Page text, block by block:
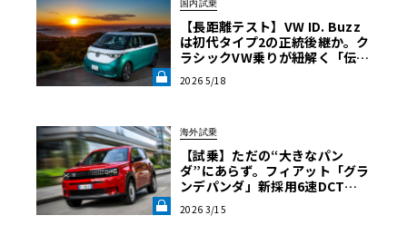
国内試乗
【長距離テスト】VW ID. Buzz
は初代タイプ2の正統後継か。ク
ラシックVW乗りが紐解く「伝統
のリアル」《LE VOLANT LA
2026 5/18
海外試乗
【試乗】ただの“大きなパン
ダ”にあらず。フィアット「グラ
ンデパンダ」新採用6速DCTと
する、本物の“相棒感”《LE VOL
2026 3/15